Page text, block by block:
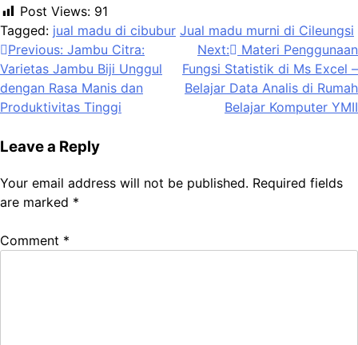
Post Views: 91
Tagged: jual madu di cibubur Jual madu murni di Cileungsi
Post
navigation
Previous: Jambu Citra:
Varietas Jambu Biji Unggul
dengan Rasa Manis dan
Produktivitas Tinggi
Next:
Materi Penggunaan
Fungsi Statistik di Ms Excel –
Belajar Data Analis di Rumah
Belajar Komputer YMII
Leave a Reply
Your email address will not be published. Required fields
are marked *
Comment *